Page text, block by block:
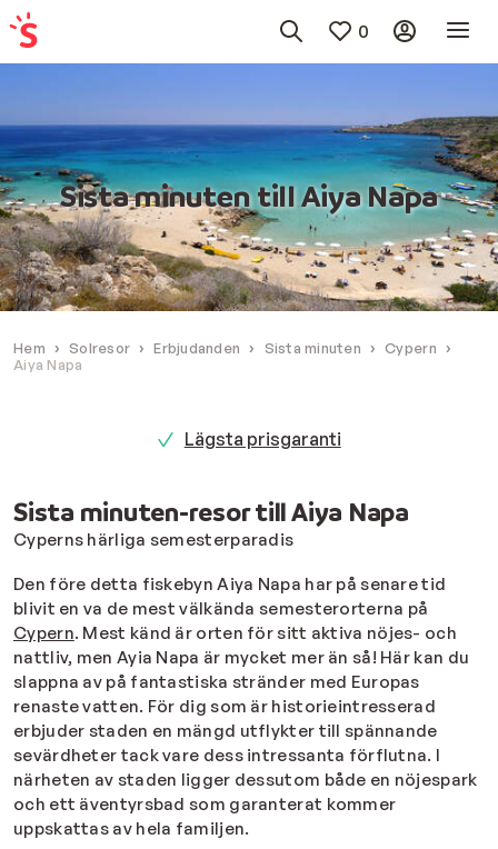
0
Sista minuten till Aiya Napa
Hem Solresor Erbjudanden Sista minuten
Cypern
Aiya Napa
Lägsta prisgaranti
Sista minuten-resor till Aiya Napa
Cyperns härliga semesterparadis
Den före detta fiskebyn Aiya Napa har på senare tid
blivit en va de mest välkända semesterorterna på
Cypern. Mest känd är orten för sitt aktiva nöjes- och
nattliv, men Ayia Napa är mycket mer än så! Här kan du
slappna av på fantastiska stränder med Europas
renaste vatten. För dig som är historieintresserad
erbjuder staden en mängd utflykter till spännande
sevärdheter tack vare dess intressanta förflutna. I
närheten av staden ligger dessutom både en nöjespark
och ett äventyrsbad som garanterat kommer
uppskattas av hela familjen.